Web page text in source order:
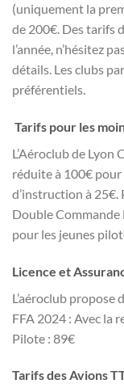
(uniquement la
de 200€. Des tarifs
l’année, n’hésitez
détails. Les clubs
préférentiels.
Tarifs pour les
L’Aéroclub de
réduite à 100€ pour
d’instruction à 25€.
Double Commande
pour les jeunes
Licence et
L’aéroclub propose
FFA 2024 : Avec la
Pilote : 89€
Tarifs des Avions